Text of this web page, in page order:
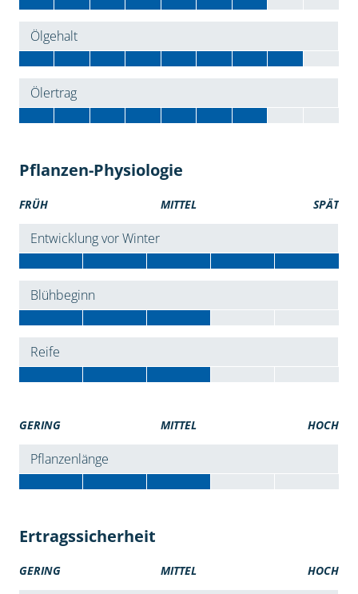
Ölgehalt
Ölertrag
Pflanzen-Physiologie
FRÜH MITTEL SPÄT
Entwicklung vor Winter
Blühbeginn
Reife
GERING MITTEL HOCH
Pflanzenlänge
Ertragssicherheit
GERING MITTEL HOCH